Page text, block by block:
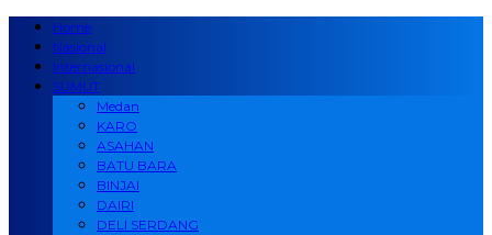
Home
Nasional
Internasional
SUMUT
Medan
KARO
ASAHAN
BATU BARA
BINJAI
DAIRI
DELI SERDANG